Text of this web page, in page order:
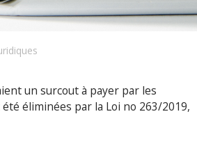
un surcout à payer par les
éliminées par la Loi no 263/2019,